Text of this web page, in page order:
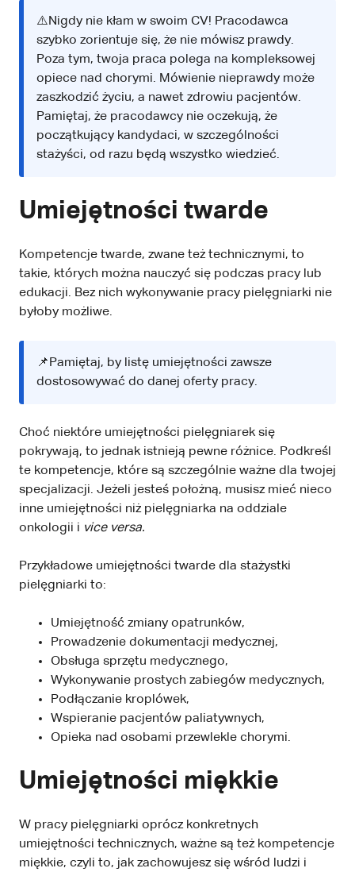
⚠️Nigdy nie kłam w swoim CV! Pracodawca
szybko zorientuje się, że nie mówisz prawdy.
Poza tym, twoja praca polega na kompleksowej
opiece nad chorymi. Mówienie nieprawdy może
zaszkodzić życiu, a nawet zdrowiu pacjentów.
Pamiętaj, że pracodawcy nie oczekują, że
początkujący kandydaci, w szczególności
stażyści, od razu będą wszystko wiedzieć.
Umiejętności twarde
Kompetencje twarde, zwane też technicznymi, to
takie, których można nauczyć się podczas pracy lub
edukacji. Bez nich wykonywanie pracy pielęgniarki nie
byłoby możliwe.
📌Pamiętaj, by listę umiejętności zawsze
dostosowywać do danej oferty pracy.
Choć niektóre umiejętności pielęgniarek się
pokrywają, to jednak istnieją pewne różnice. Podkreśl
te kompetencje, które są szczególnie ważne dla twojej
specjalizacji. Jeżeli jesteś położną, musisz mieć nieco
inne umiejętności niż pielęgniarka na oddziale
onkologii i vice versa.
Przykładowe umiejętności twarde dla stażystki
pielęgniarki to:
Umiejętność zmiany opatrunków,
Prowadzenie dokumentacji medycznej,
Obsługa sprzętu medycznego,
Wykonywanie prostych zabiegów medycznych,
Podłączanie kroplówek,
Wspieranie pacjentów paliatywnych,
Opieka nad osobami przewlekle chorymi.
Umiejętności miękkie
W pracy pielęgniarki oprócz konkretnych
umiejętności technicznych, ważne są też kompetencje
miękkie, czyli to, jak zachowujesz się wśród ludzi i